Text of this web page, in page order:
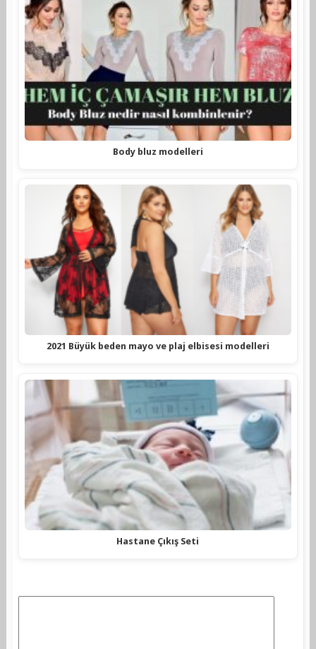
Body bluz modelleri
2021 Büyük beden mayo ve plaj elbisesi modelleri
Hastane Çıkış Seti